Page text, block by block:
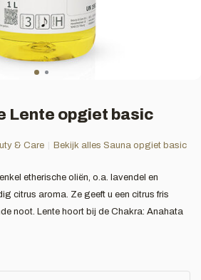
Lente opgiet basic
& Care Bekijk alles Sauna opgiet basic
etherische oliën, o.a. lavendel en
citrus aroma. Ze geeft u een citrus fris
noot. Lente hoort bij de Chakra: Anahata